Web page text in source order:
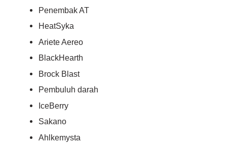
Penembak AT
HeatSyka
Ariete Aereo
BlackHearth
Brock Blast
Pembuluh darah
IceBerry
Sakano
Ahlkemysta